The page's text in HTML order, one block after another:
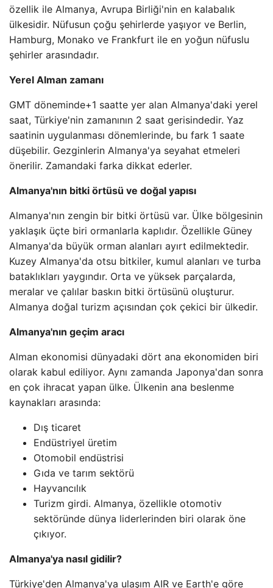
özellik ile Almanya, Avrupa Birliği'nin en kalabalık
ülkesidir. Nüfusun çoğu şehirlerde yaşıyor ve Berlin,
Hamburg, Monako ve Frankfurt ile en yoğun nüfuslu
şehirler arasındadır.
Yerel Alman zamanı
GMT döneminde+1 saatte yer alan Almanya'daki yerel
saat, Türkiye'nin zamanının 2 saat gerisindedir. Yaz
saatinin uygulanması dönemlerinde, bu fark 1 saate
düşebilir. Gezginlerin Almanya'ya seyahat etmeleri
önerilir. Zamandaki farka dikkat ederler.
Almanya'nın bitki örtüsü ve doğal yapısı
Almanya'nın zengin bir bitki örtüsü var. Ülke bölgesinin
yaklaşık üçte biri ormanlarla kaplıdır. Özellikle Güney
Almanya'da büyük orman alanları ayırt edilmektedir.
Kuzey Almanya'da otsu bitkiler, kumul alanları ve turba
bataklıkları yaygındır. Orta ve yüksek parçalarda,
meralar ve çalılar baskın bitki örtüsünü oluşturur.
Almanya doğal turizm açısından çok çekici bir ülkedir.
Almanya'nın geçim aracı
Alman ekonomisi dünyadaki dört ana ekonomiden biri
olarak kabul ediliyor. Aynı zamanda Japonya'dan sonra
en çok ihracat yapan ülke. Ülkenin ana beslenme
kaynakları arasında:
Dış ticaret
Endüstriyel üretim
Otomobil endüstrisi
Gıda ve tarım sektörü
Hayvancılık
Turizm girdi. Almanya, özellikle otomotiv
sektöründe dünya liderlerinden biri olarak öne
çıkıyor.
Almanya'ya nasıl gidilir?
Türkiye'den Almanya'ya ulaşım AIR ve Earth'e göre